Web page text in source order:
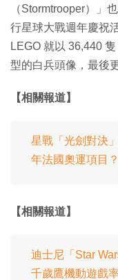
（Stormtrooper）」
行星球大戰週年慶祝
LEGO 就以 36,440
型的白兵頭像，最後
【相關報道】
星戰「光劍對決
年法國奧運項目？
【相關報道】
迪士尼「Star
千歲鷹機動遊戲